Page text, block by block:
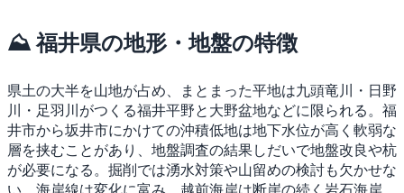
⛰ 福井県の地形・地盤の特徴
県土の大半を山地が占め、まとまった平地は九頭竜川・日野
川・足羽川がつくる福井平野と大野盆地などに限られる。福
井市から坂井市にかけての沖積低地は地下水位が高く軟弱な
層を挟むことがあり、地盤調査の結果しだいで地盤改良や杭
が必要になる。掘削では湧水対策や山留めの検討も欠かせな